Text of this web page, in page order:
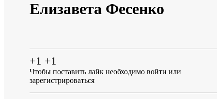
Елизавета Фесенко
+1 +1
Чтобы поставить лайк необходимо войти или
зарегистрироваться